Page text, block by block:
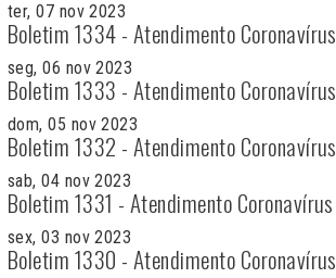
ter, 07 nov 2023
Boletim 1334 - Atendimento Coronavírus
seg, 06 nov 2023
Boletim 1333 - Atendimento Coronavírus
dom, 05 nov 2023
Boletim 1332 - Atendimento Coronavírus
sab, 04 nov 2023
Boletim 1331 - Atendimento Coronavírus
sex, 03 nov 2023
Boletim 1330 - Atendimento Coronavírus